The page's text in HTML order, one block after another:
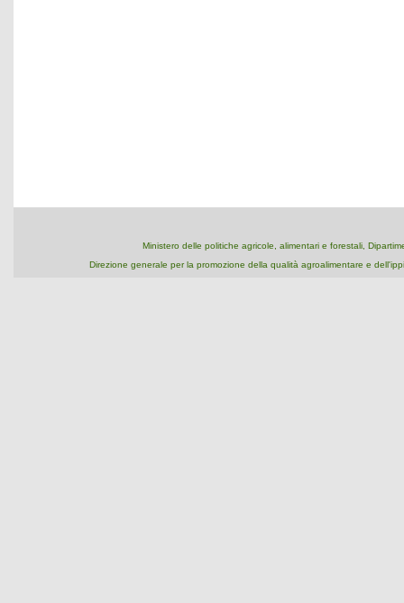
Ministero delle politiche agricole, alimentari e forestali,
Direzione generale per la promozione della qualità agroalimentare e